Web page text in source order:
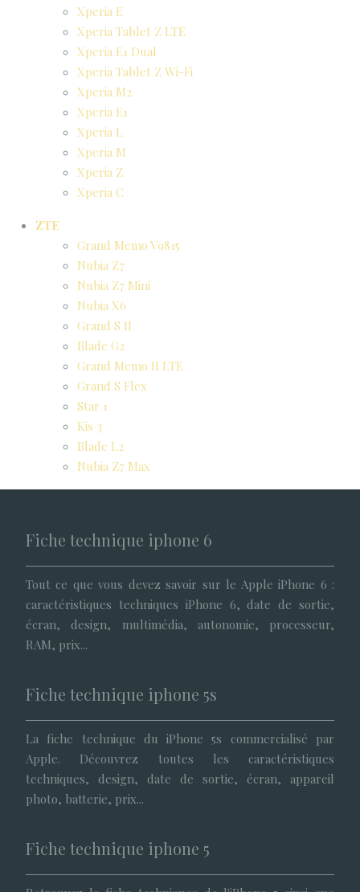
Xperia E
Xperia Tablet Z LTE
Xperia E1 Dual
Xperia Tablet Z Wi-Fi
Xperia M2
Xperia E1
Xperia L
Xperia M
Xperia Z
Xperia C
ZTE
Grand Memo V9815
Nubia Z7
Nubia Z7 Mini
Nubia X6
Grand S II
Blade G2
Grand Memo II LTE
Grand S Flex
Star 1
Kis 3
Blade L2
Nubia Z7 Max
Fiche technique iphone 6
Tout ce que vous devez savoir sur le Apple iPhone 6 :
caractéristiques techniques iPhone 6, date de sortie,
écran, design, multimédia, autonomie, processeur,
RAM, prix...
Fiche technique iphone 5s
La fiche technique du iPhone 5s commercialisé par
Apple. Découvrez toutes les caractéristiques
techniques, design, date de sortie, écran, appareil
photo, batterie, prix...
Fiche technique iphone 5